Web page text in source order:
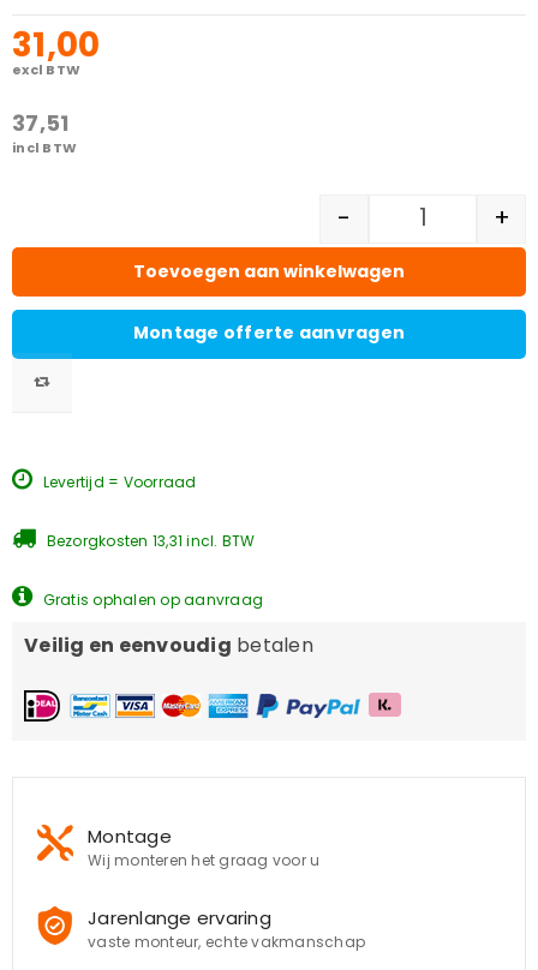
31,00
excl BTW
37,51
incl BTW
- +
Toevoegen aan winkelwagen
Montage offerte aanvragen
Levertijd = Voorraad
Bezorgkosten 13,31 incl. BTW
Gratis ophalen op aanvraag
Veilig en eenvoudig betalen
Montage
Wij monteren het graag voor u
Jarenlange ervaring
vaste monteur, echte vakmanschap